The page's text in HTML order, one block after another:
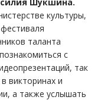
культуры,
таланта
с
так
викторинах и
а также услышать